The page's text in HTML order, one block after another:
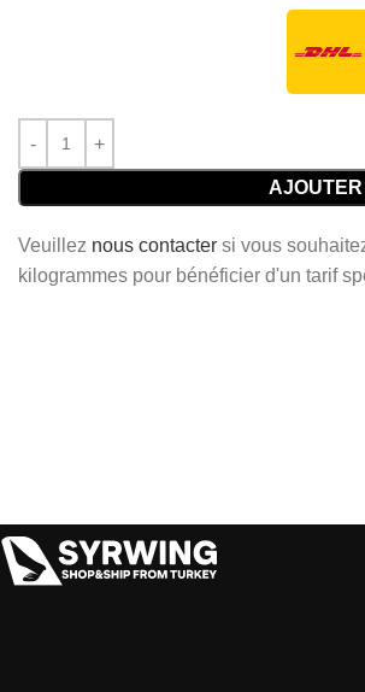
Veuillez nous contacter si vous
kilogrammes pour bénéficier d'un tarif